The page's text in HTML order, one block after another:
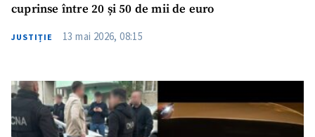
cuprinse între 20 și 50 de mii de euro
JUSTIȚIE 13 mai 2026, 08:15
ȘTIREA MEA
Titlu știre
+ Adaugă titlu